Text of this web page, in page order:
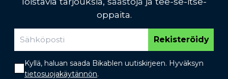
oppaita.
Rekisteröidy
Kyllä, haluan saada Bikablen uutiskirjeen. Hyväksyn
tietosuojakäytännön.